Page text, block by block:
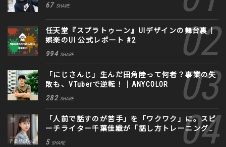
67 SHARE
任天堂『スプラトゥーン』UIデザインの舞台裏｜
娯楽のUI 公式レポート #2
994 SHARE
「にじさんじ」生んだ田角陸って何者？事業の失
敗も、VTuberで逆転！｜ANYCOLOR
282 SHARE
「人前で話すのが苦手」を「ワクワク」に。スピ
ーチライター千葉佳織が「話し方トレーニング」
に込めた思い
5 SHARE